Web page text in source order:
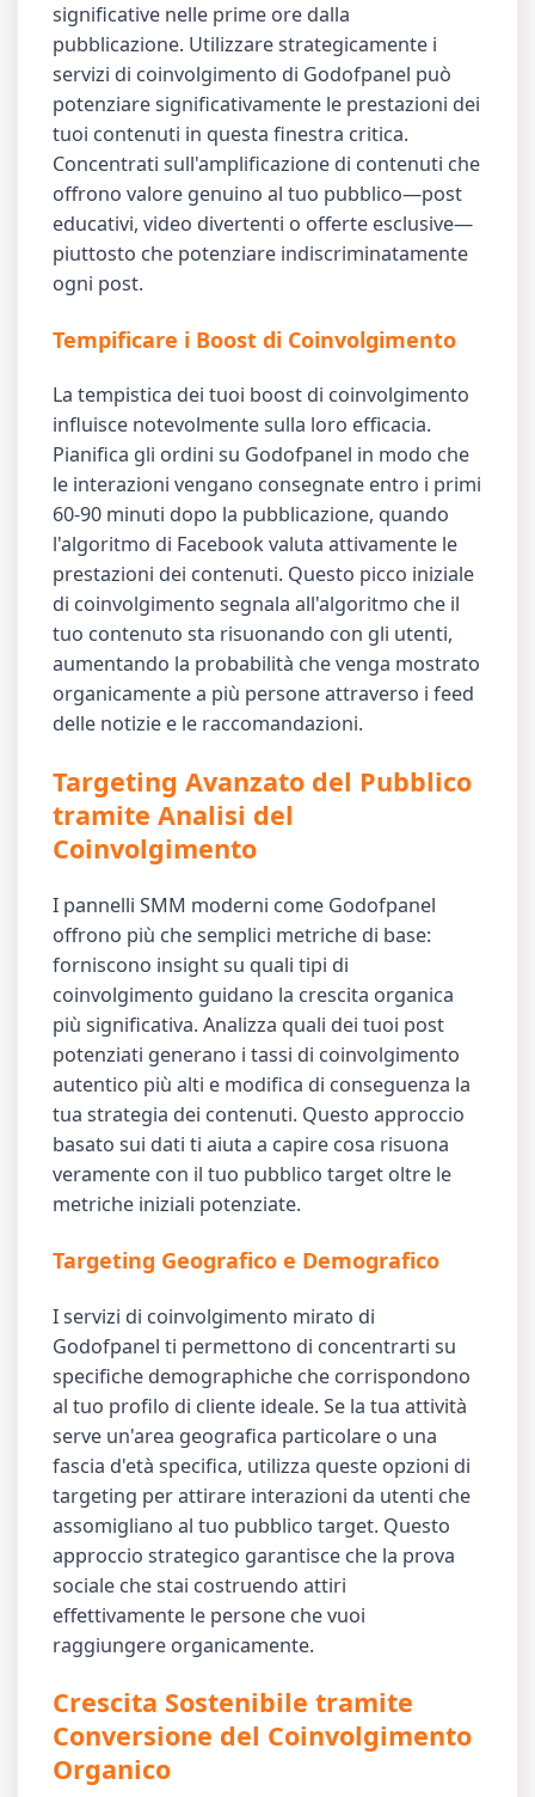
significative nelle prime ore dalla
pubblicazione. Utilizzare strategicamente i
servizi di coinvolgimento di Godofpanel può
potenziare significativamente le prestazioni dei
tuoi contenuti in questa finestra critica.
Concentrati sull'amplificazione di contenuti che
offrono valore genuino al tuo pubblico—post
educativi, video divertenti o offerte esclusive—
piuttosto che potenziare indiscriminatamente
ogni post.
Tempificare i Boost di Coinvolgimento
La tempistica dei tuoi boost di coinvolgimento
influisce notevolmente sulla loro efficacia.
Pianifica gli ordini su Godofpanel in modo che
le interazioni vengano consegnate entro i primi
60-90 minuti dopo la pubblicazione, quando
l'algoritmo di Facebook valuta attivamente le
prestazioni dei contenuti. Questo picco iniziale
di coinvolgimento segnala all'algoritmo che il
tuo contenuto sta risuonando con gli utenti,
aumentando la probabilità che venga mostrato
organicamente a più persone attraverso i feed
delle notizie e le raccomandazioni.
Targeting Avanzato del Pubblico
tramite Analisi del
Coinvolgimento
I pannelli SMM moderni come Godofpanel
offrono più che semplici metriche di base:
forniscono insight su quali tipi di
coinvolgimento guidano la crescita organica
più significativa. Analizza quali dei tuoi post
potenziati generano i tassi di coinvolgimento
autentico più alti e modifica di conseguenza la
tua strategia dei contenuti. Questo approccio
basato sui dati ti aiuta a capire cosa risuona
veramente con il tuo pubblico target oltre le
metriche iniziali potenziate.
Targeting Geografico e Demografico
I servizi di coinvolgimento mirato di
Godofpanel ti permettono di concentrarti su
specifiche demographiche che corrispondono
al tuo profilo di cliente ideale. Se la tua attività
serve un'area geografica particolare o una
fascia d'età specifica, utilizza queste opzioni di
targeting per attirare interazioni da utenti che
assomigliano al tuo pubblico target. Questo
approccio strategico garantisce che la prova
sociale che stai costruendo attiri
effettivamente le persone che vuoi
raggiungere organicamente.
Crescita Sostenibile tramite
Conversione del Coinvolgimento
Organico